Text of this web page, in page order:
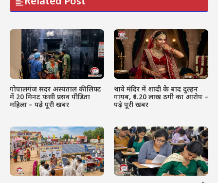
गोपालगंज सदर अस्पताल की लिफ्ट
में 20 मिनट फंसी प्रसव पीड़िता
महिला – पढ़े पूरी खबर
थावे मंदिर में शादी के बाद दुल्हन
गायब, ₹1.20 लाख ठगी का आरोप –
पढ़े पूरी खबर